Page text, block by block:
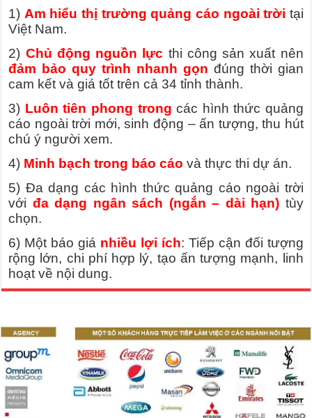
1) Am hiểu thị trường quảng cáo ngoài trời tại
Việt Nam.
2) Chủ động nguồn lực thi công sản xuất nên
đảm bảo quy trình nhanh gọn đúng thời gian
cam kết và giá tốt trên cả 34 tỉnh thành.
3) Luôn tiên phong trong các hình thức quảng
cáo ngoài trời mới, sinh động – ấn tượng, thu hút
chú ý người xem.
4) Minh bạch trong báo cáo và thực thi dự án.
5) Đa dạng các hình thức quảng cáo ngoài trời
với đa dạng ngân sách (ngắn – dài hạn) tùy
chọn.
6) Một báo giá nhiều lợi ích: Tiếp cận đối tượng
rộng lớn, chi phí hợp lý, tạo ấn tượng mạnh, linh
hoạt về nội dung.